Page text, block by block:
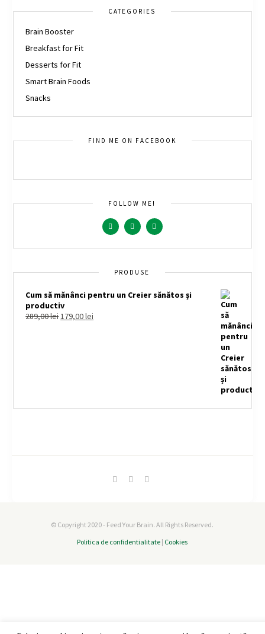
CATEGORIES
Brain Booster
Breakfast for Fit
Desserts for Fit
Smart Brain Foods
Snacks
FIND ME ON FACEBOOK
FOLLOW ME!
PRODUSE
Cum să mănânci pentru un Creier sănătos și
productiv
289,00lei 179,00lei
© Copyright 2020 - Feed Your Brain. All Rights Reserved.
Politica de confidentialitate | Cookies